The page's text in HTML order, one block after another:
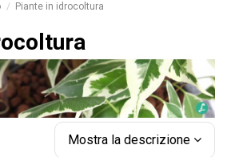
Piante in idrocoltura
Mostra la descrizione